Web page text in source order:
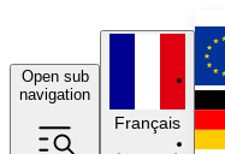
Open sub
navigation
Français